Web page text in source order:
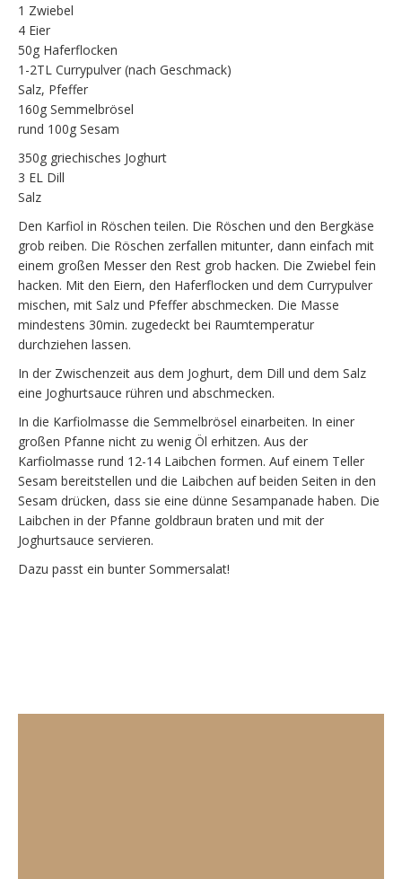
1 Zwiebel
4 Eier
50g Haferflocken
1-2TL Currypulver (nach Geschmack)
Salz, Pfeffer
160g Semmelbrösel
rund 100g Sesam
350g griechisches Joghurt
3 EL Dill
Salz
Den Karfiol in Röschen teilen. Die Röschen und den Bergkäse
grob reiben. Die Röschen zerfallen mitunter, dann einfach mit
einem großen Messer den Rest grob hacken. Die Zwiebel fein
hacken. Mit den Eiern, den Haferflocken und dem Currypulver
mischen, mit Salz und Pfeffer abschmecken. Die Masse
mindestens 30min. zugedeckt bei Raumtemperatur
durchziehen lassen.
In der Zwischenzeit aus dem Joghurt, dem Dill und dem Salz
eine Joghurtsauce rühren und abschmecken.
In die Karfiolmasse die Semmelbrösel einarbeiten. In einer
großen Pfanne nicht zu wenig Öl erhitzen. Aus der
Karfiolmasse rund 12-14 Laibchen formen. Auf einem Teller
Sesam bereitstellen und die Laibchen auf beiden Seiten in den
Sesam drücken, dass sie eine dünne Sesampanade haben. Die
Laibchen in der Pfanne goldbraun braten und mit der
Joghurtsauce servieren.
Dazu passt ein bunter Sommersalat!